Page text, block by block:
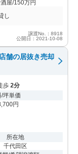
屋/150万円
し
譲渡No.：8918
公開日：2021-10-08
舗の居抜き売却
歩 2分
坪単価
円
所在地
千代田区